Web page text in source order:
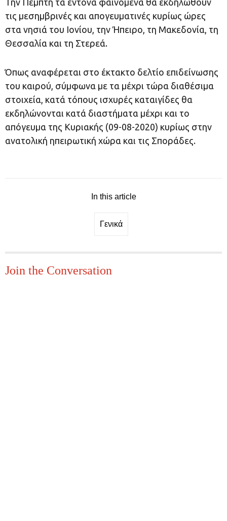
Την Πέμπτη τα έντονα φαινόμενα θα εκδηλωθούν
τις μεσημβρινές και απογευματινές κυρίως ώρες
στα νησιά του Ιονίου, την Ήπειρο, τη Μακεδονία, τη
Θεσσαλία και τη Στερεά.
Όπως αναφέρεται στο έκτακτο δελτίο επιδείνωσης
του καιρού, σύμφωνα με τα μέχρι τώρα διαθέσιμα
στοιχεία, κατά τόπους ισχυρές καταιγίδες θα
εκδηλώνονται κατά διαστήματα μέχρι και το
απόγευμα της Κυριακής (09-08-2020) κυρίως στην
ανατολική ηπειρωτική χώρα και τις Σποράδες.
In this article
Γενικά
Join the Conversation